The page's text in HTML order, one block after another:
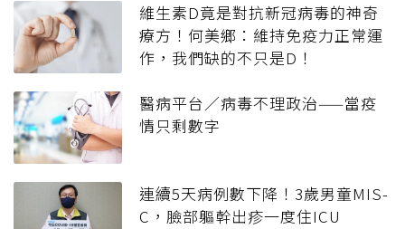
維生素D竟是對抗新冠病毒的神奇
療方！何美鄉：維持免疫力正常運
作，我們缺的不只是D！
醫病平台／病毒不理政治——當疫
情只剩數字
連續5天病例數下降！3歲男童MIS-
C，臉部軀幹出疹一度住ICU